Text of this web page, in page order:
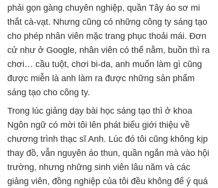
phải gọn gàng chuyên nghiệp, quần Tây áo sơ mi
thắt cà-vạt. Nhưng cũng có những công ty sáng tạo
cho phép nhân viên mặc trang phục thoải mái. Đơn
cử như ở Google, nhân viên có thể nằm, buồn thì ra
chơi… cầu tuột, chơi bi-da, anh muốn làm gì cũng
được miễn là anh làm ra được những sản phẩm
sáng tạo cho công ty.
Trong lúc giảng dạy bài học sáng tạo thì ở khoa
Ngôn ngữ có mời tôi lên phát biểu giới thiệu về
chương trình thạc sĩ Anh. Lúc đó tôi cũng không kịp
thay đồ, vẫn nguyên áo thun, quần ngắn mà vào hội
trường, nhưng những sinh viên lâu năm và các
giảng viên, đồng nghiệp của tôi đều không để ý quá